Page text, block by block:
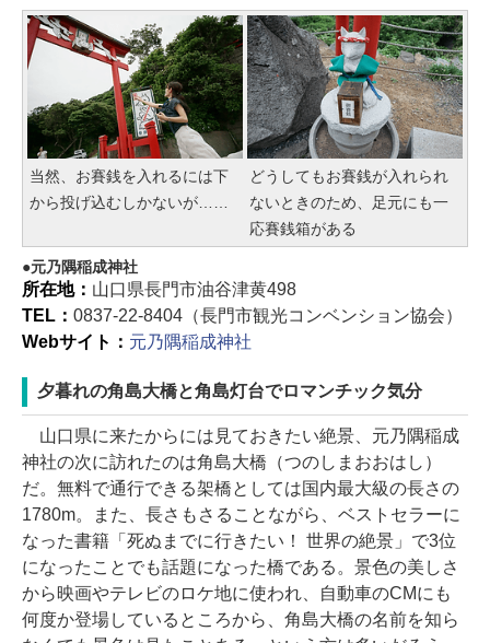
当然、お賽銭を入れるには下
から投げ込むしかないが……
どうしてもお賽銭が入れられ
ないときのため、足元にも一
応賽銭箱がある
元乃隅稲成神社
所在地： 山口県長門市油谷津黄498
TEL： 0837-22-8404（長門市観光コンベンション協会）
Webサイト： 元乃隅稲成神社
夕暮れの角島大橋と角島灯台でロマンチック気分
山口県に来たからには見ておきたい絶景、元乃隅稲成
神社の次に訪れたのは角島大橋（つのしまおおはし）
だ。無料で通行できる架橋としては国内最大級の長さの
1780m。また、長さもさることながら、ベストセラーに
なった書籍「死ぬまでに行きたい！ 世界の絶景」で3位
になったことでも話題になった橋である。景色の美しさ
から映画やテレビのロケ地に使われ、自動車のCMにも
何度か登場しているところから、角島大橋の名前を知ら